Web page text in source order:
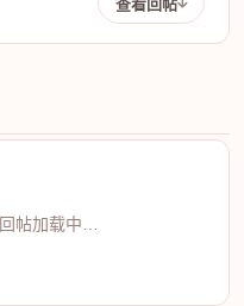
查看回帖
回帖加载中…